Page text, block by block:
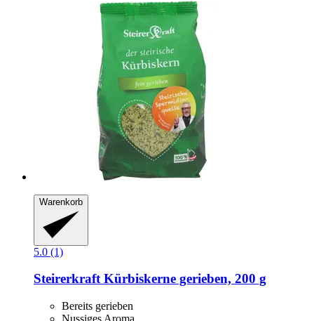
Warenkorb
5.0 (1)
SteirerkraftKürbiskerne gerieben, 200 g
Bereits gerieben